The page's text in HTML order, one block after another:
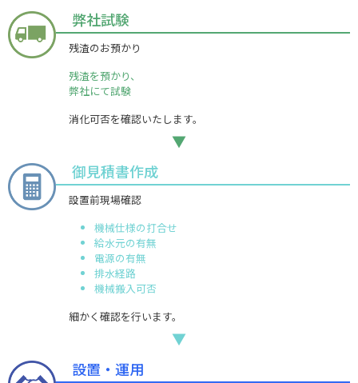
弊社試験
残渣のお預かり
残渣を預かり、
弊社にて試験
消化可否を確認いたします。
▼
御見積書作成
設置前現場確認
機械仕様の打合せ
給水元の有無
電源の有無
排水経路
機械搬入可否
細かく確認を行います。
▼
設置・運用